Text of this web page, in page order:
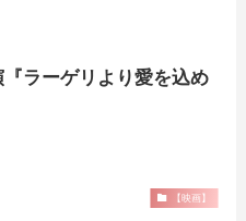
『ラーゲリより愛を込め
【映画】